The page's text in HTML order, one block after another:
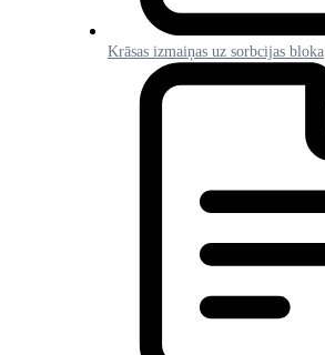
Krāsas izmaiņas uz sorbcijas bloka